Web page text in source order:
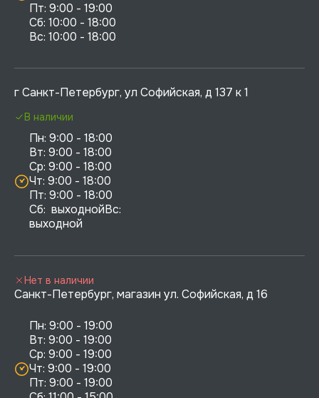
Пт: 9:00 - 19:00
Сб: 10:00 - 18:00
г Санкт-Петербург, ул Софийская, д 137 к 1
Пн: 9:00 - 18:00
Вт: 9:00 - 18:00
Ср: 9:00 - 18:00
Чт: 9:00 - 18:00
Пт: 9:00 - 18:00
Сб:  выходнойВс:
выходной
В наличии
Санкт-Петербург, магазин ул. Софийская, д 16
Пн: 9:00 - 19:00
Вт: 9:00 - 19:00
Ср: 9:00 - 19:00
Чт: 9:00 - 19:00
Пт: 9:00 - 19:00
Нет в наличии